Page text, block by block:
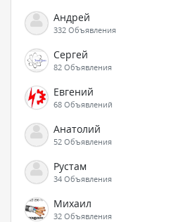
Андрей
332 Объявления
Сергей
82 Объявления
Евгений
68 Объявлений
Анатолий
52 Объявления
Рустам
34 Объявления
Михаил
32 Объявления